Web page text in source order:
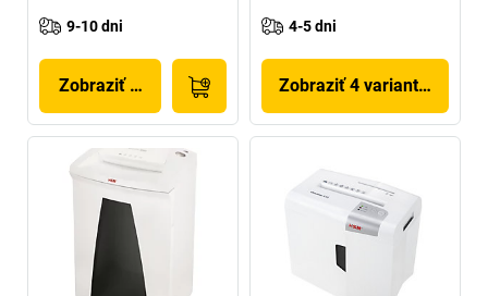
9-10 dni
Zobraziť produkt
4-5 dni
Zobraziť 4 variantov